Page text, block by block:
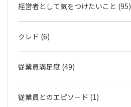
経営者として気をつけたいこと (95)
クレド (6)
従業員満足度 (49)
従業員とのエピソード (1)